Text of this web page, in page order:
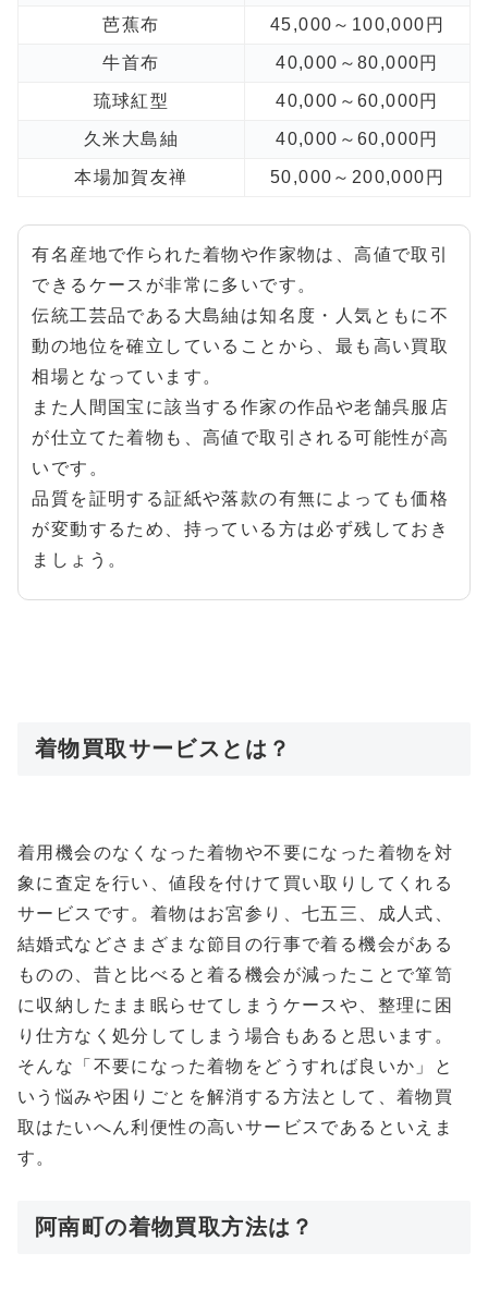
芭蕉布 45,000～100,000円
牛首布 40,000～80,000円
琉球紅型 40,000～60,000円
久米大島紬 40,000～60,000円
本場加賀友禅 50,000～200,000円
有名産地で作られた着物や作家物は、高値で取引
できるケースが非常に多いです。
伝統工芸品である大島紬は知名度・人気ともに不
動の地位を確立していることから、最も高い買取
相場となっています。
また人間国宝に該当する作家の作品や老舗呉服店
が仕立てた着物も、高値で取引される可能性が高
いです。
品質を証明する証紙や落款の有無によっても価格
が変動するため、持っている方は必ず残しておき
ましょう。
着物買取サービスとは？
着用機会のなくなった着物や不要になった着物を対
象に査定を行い、値段を付けて買い取りしてくれる
サービスです。着物はお宮参り、七五三、成人式、
結婚式などさまざまな節目の行事で着る機会がある
ものの、昔と比べると着る機会が減ったことで箪笥
に収納したまま眠らせてしまうケースや、整理に困
り仕方なく処分してしまう場合もあると思います。
そんな「不要になった着物をどうすれば良いか」と
いう悩みや困りごとを解消する方法として、着物買
取はたいへん利便性の高いサービスであるといえま
す。
阿南町の着物買取方法は？